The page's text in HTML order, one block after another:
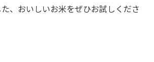
、おいしいお米をぜひお試しくださ